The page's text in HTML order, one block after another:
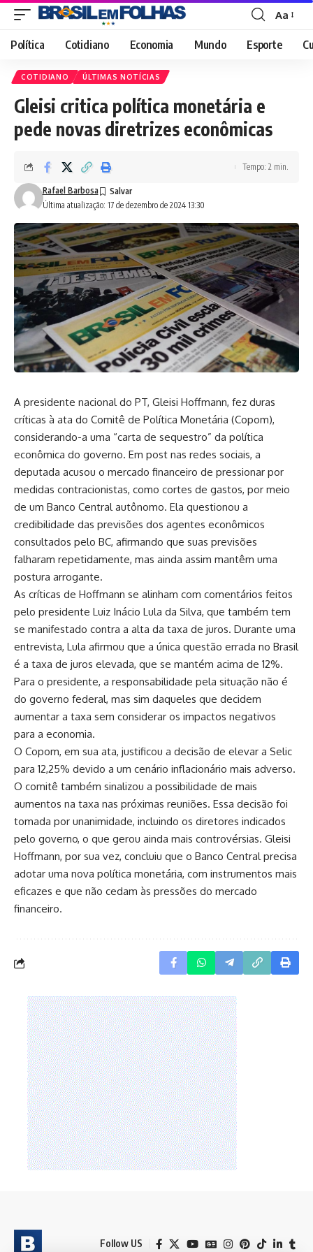
Font
Resizer
Aa
Política Cotidiano Economia Mundo Esporte
COTIDIANO ÚLTIMAS NOTÍCIAS
Gleisi critica política monetária e
pede novas diretrizes econômicas
Última atualização: 17 de dezembro de 2024 13:30
Rafael Barbosa
Tempo: 2 min.
A presidente nacional do PT, Gleisi Hoffmann, fez duras
críticas à ata do Comitê de Política Monetária (Copom),
considerando-a uma “carta de sequestro” da política
econômica do governo. Em post nas redes sociais, a
deputada acusou o mercado financeiro de pressionar por
medidas contracionistas, como cortes de gastos, por meio
de um Banco Central autônomo. Ela questionou a
credibilidade das previsões dos agentes econômicos
consultados pelo BC, afirmando que suas previsões
falharam repetidamente, mas ainda assim mantêm uma
postura arrogante.
As críticas de Hoffmann se alinham com comentários feitos
pelo presidente Luiz Inácio Lula da Silva, que também tem
se manifestado contra a alta da taxa de juros. Durante uma
entrevista, Lula afirmou que a única questão errada no Brasil
é a taxa de juros elevada, que se mantém acima de 12%.
Para o presidente, a responsabilidade pela situação não é
do governo federal, mas sim daqueles que decidem
aumentar a taxa sem considerar os impactos negativos
para a economia.
O Copom, em sua ata, justificou a decisão de elevar a Selic
para 12,25% devido a um cenário inflacionário mais adverso.
O comitê também sinalizou a possibilidade de mais
aumentos na taxa nas próximas reuniões. Essa decisão foi
tomada por unanimidade, incluindo os diretores indicados
pelo governo, o que gerou ainda mais controvérsias. Gleisi
Hoffmann, por sua vez, concluiu que o Banco Central precisa
adotar uma nova política monetária, com instrumentos mais
eficazes e que não cedam às pressões do mercado
financeiro.
Follow US